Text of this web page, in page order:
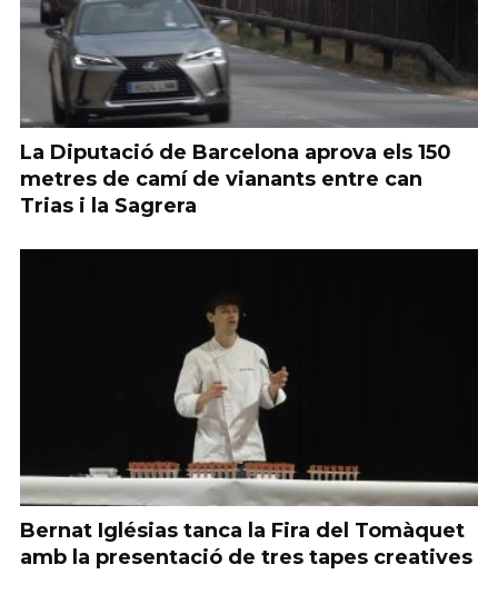
La Diputació de Barcelona aprova els 150
metres de camí de vianants entre can
Trias i la Sagrera
Bernat Iglésias tanca la Fira del Tomàquet
amb la presentació de tres tapes creatives